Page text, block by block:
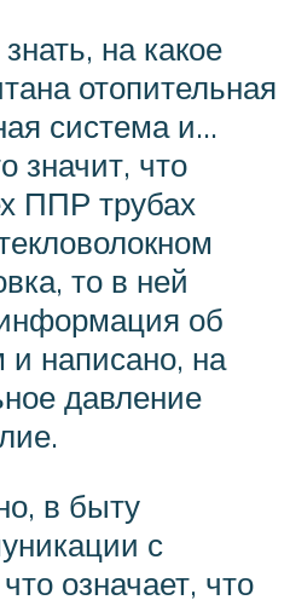
на какое
отопительная
система и…
значит, что
ППР трубах
то в ней
об
и написано, на
давление
в быту
с
означает, что